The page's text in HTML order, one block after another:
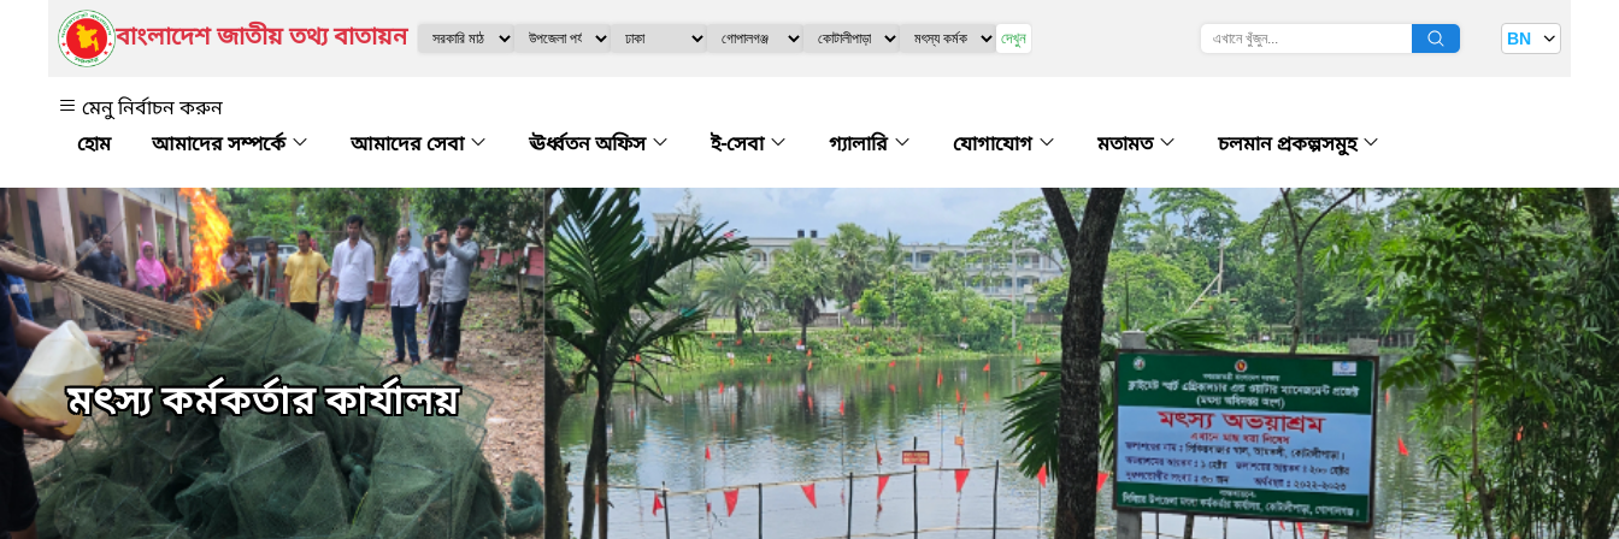
বাংলাদেশ জাতীয় তথ্য বাতায়ন দেখুন BN
মেনু নির্বাচন করুন
আমাদের সম্পর্কে
আমাদের সেবা ঊর্ধ্বতন অফিস ই-সেবা গ্যালারি যোগাযোগ মতামত চলমান প্রকল্পসমুহ
মৎস্য কর্মকর্তার কার্যালয়